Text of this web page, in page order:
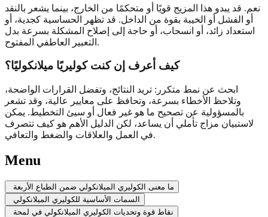
نعم. قد يبدو هذا المزيج قويًا أو متحكمًا من الخارج، بينما يشعر بالنقد
أو الفشل أو الخيبة بقوة من الداخل. قد تظهر الحساسية كجدية، أو
استعداد زائد، أو انسحاب، أو حاجة إلى إصلاح المشكلة بسرعة بدل
التعبير العاطفي المفتوح.
كيف أعرف إن كنت كوليريًا ميلانكوليًا؟
ابحث عن نمط متكرر: تريد النتائج، وتفضل القرارات الواضحة،
وتلاحظ الأخطاء بسرعة، وتحافظ على معايير عالية، وقد تشعر
بالمسؤولية عن تصحيح ما هو غير فعال أو سيئ التخطيط. يمكن
لاستبيان مزاج تأملي أن يساعد، لكن الدليل الأهم هو كيف تتصرف
في العمل والعلاقات والضغط والتعافي.
Menu
ما معنى الكوليري الميلانكولي ضمن الطباع الأربعة
السمات الأساسية للكوليري الميلانكولي
نقاط قوة وتحديات الكوليري الميلانكولي في لمحة